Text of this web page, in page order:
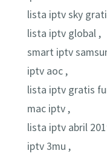
lista iptv sky
lista iptv global ,
smart iptv
iptv aoc ,
lista iptv gratis
mac iptv ,
lista iptv abril
iptv 3mu ,